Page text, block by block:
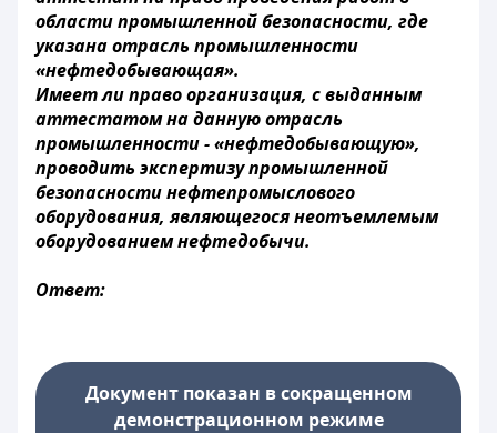
области промышленной безопасности, где
указана отрасль промышленности
«нефтедобывающая».
Имеет ли право организация, с выданным
аттестатом на данную отрасль
промышленности - «нефтедобывающую»,
проводить экспертизу промышленной
безопасности нефтепромыслового
оборудования, являющегося неотъемлемым
оборудованием нефтедобычи.
Ответ:
Документ показан в сокращенном
демонстрационном режиме